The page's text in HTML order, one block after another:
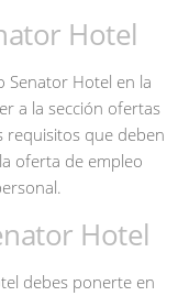
Hotel
Senator Hotel en la
a la sección ofertas
requisitos que deben
oferta de empleo
Hotel
debes ponerte en